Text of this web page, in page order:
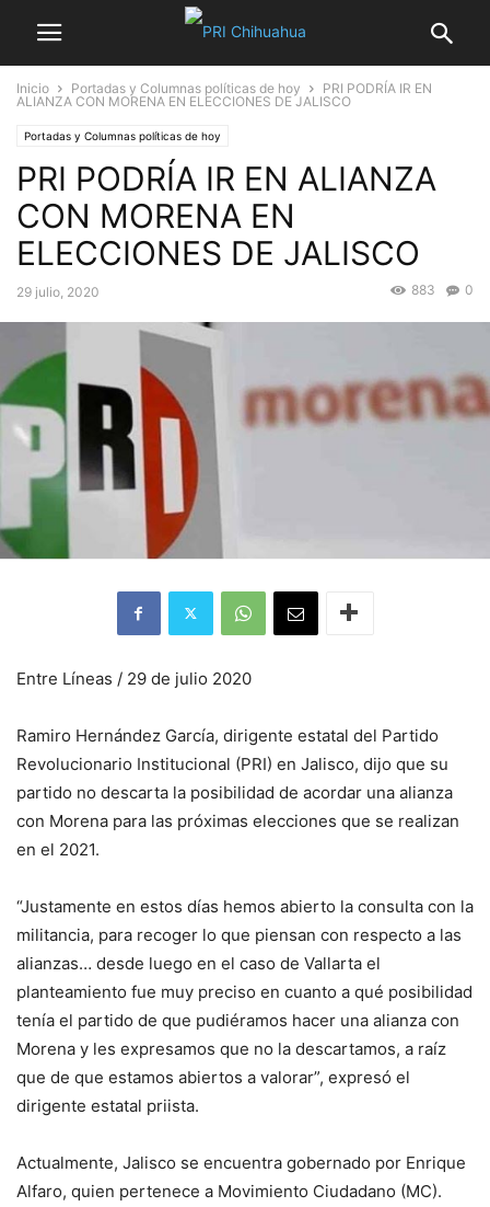
Inicio Portadas y Columnas políticas de hoy
PRI PODRÍA IR EN
ALIANZA CON MORENA EN ELECCIONES DE JALISCO
Portadas y Columnas políticas de hoy
PRI PODRÍA IR EN ALIANZA
CON MORENA EN
ELECCIONES DE JALISCO
29 julio, 2020 0
883
Entre Líneas / 29 de julio 2020
Ramiro Hernández García, dirigente estatal del Partido
Revolucionario Institucional (PRI) en Jalisco, dijo que su
partido no descarta la posibilidad de acordar una alianza
con Morena para las próximas elecciones que se realizan
en el 2021.
“Justamente en estos días hemos abierto la consulta con la
militancia, para recoger lo que piensan con respecto a las
alianzas… desde luego en el caso de Vallarta el
planteamiento fue muy preciso en cuanto a qué posibilidad
tenía el partido de que pudiéramos hacer una alianza con
Morena y les expresamos que no la descartamos, a raíz
que de que estamos abiertos a valorar”, expresó el
dirigente estatal priista.
Actualmente, Jalisco se encuentra gobernado por Enrique
Alfaro, quien pertenece a Movimiento Ciudadano (MC).